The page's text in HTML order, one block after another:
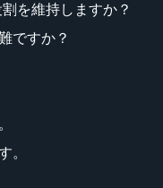
を維持しますか？
ですか？
。